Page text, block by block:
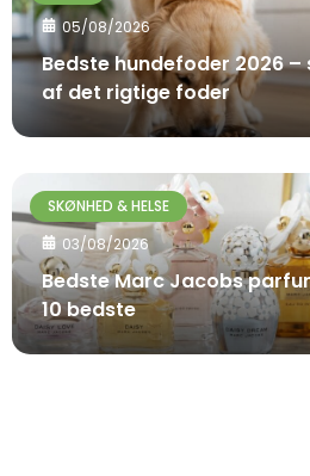
05/08/2026
Bedste hundefoder 2026
af det rigtige foder
SKØNHED & HELSE
03/08/2026
Bedste Marc Jacobs
10 bedste